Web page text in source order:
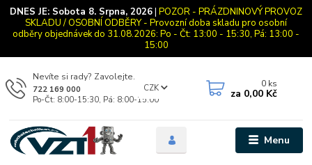
DNES JE: Sobota 8. Srpna, 2026| POZOR - PRÁZDNINOVÝ PROVOZ
SKLADU / OSOBNÍ ODBĚRY - Provozní doba skladu pro osobní
odběry objednávek do 31.08.2026: Po - Čt: 13:00 - 15:30, Pá: 13:00 -
15:00
Menu
CZK
Nevíte si rady? Zavolejte.
722 169 000
Po-Čt: 8:00-15:30, Pá: 8:00-15:00
0 ks
za 0,00 Kč